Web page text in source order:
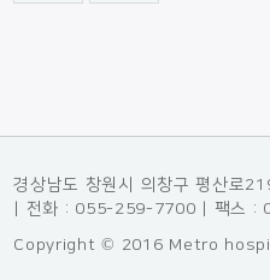
경상남도 창원시 의창구 평산로
| 전화 : 055-259-7700 | 팩스 :
Copyright © 2016 Metro